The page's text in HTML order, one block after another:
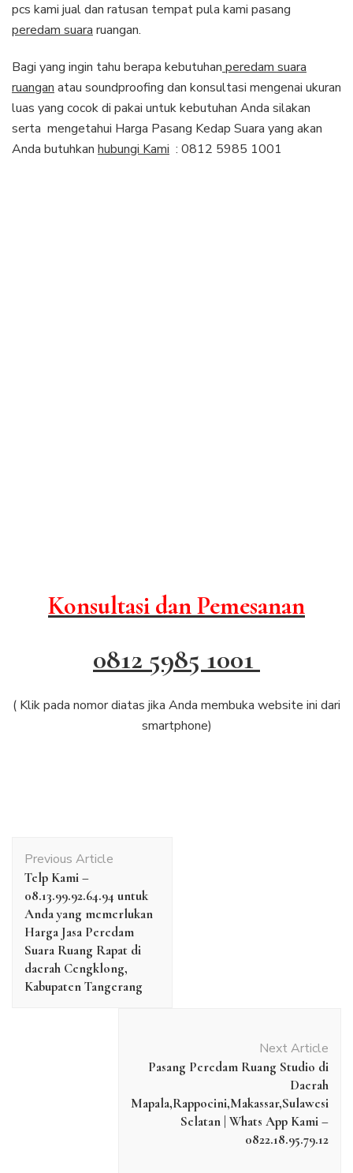
pcs kami jual dan ratusan tempat pula kami pasang
peredam suara ruangan.
Bagi yang ingin tahu berapa kebutuhan peredam suara
ruangan atau soundproofing dan konsultasi mengenai ukuran
luas yang cocok di pakai untuk kebutuhan Anda silakan
serta mengetahui Harga Pasang Kedap Suara yang akan
Anda butuhkan hubungi Kami : 0812 5985 1001
Konsultasi dan Pemesanan
0812 5985 1001
( Klik pada nomor diatas jika Anda membuka website ini dari
smartphone)
Navigation
Previous Article
Telp Kami –
08.13.99.92.64.94 untuk
Anda yang memerlukan
Harga Jasa Peredam
Suara Ruang Rapat di
daerah Cengklong,
Kabupaten Tangerang
Next Article
Pasang Peredam Ruang Studio di
Daerah
Mapala,Rappocini,Makassar,Sulawesi
Selatan | Whats App Kami –
0822.18.95.79.12